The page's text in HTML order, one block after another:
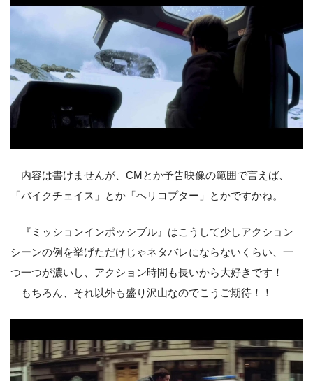
内容は書けませんが、CMとか予告映像の範囲で言えば、
「バイクチェイス」とか「ヘリコプター」とかですかね。
『ミッションインポッシブル』はこうして少しアクション
シーンの例を挙げただけじゃネタバレにならないくらい、一
つ一つが濃いし、アクション時間も長いから大好きです！
もちろん、それ以外も盛り沢山なのでこうご期待！！